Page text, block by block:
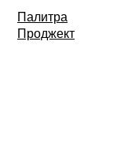
Палитра
Проджект